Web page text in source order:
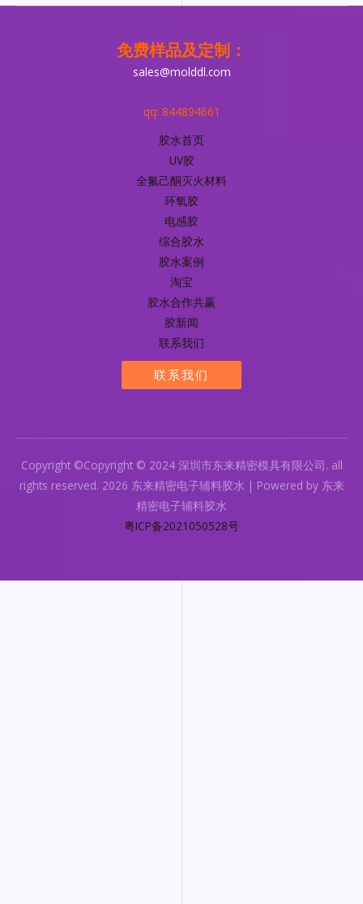
免费样品及定制：
sales@molddl.com
qq: 844894661
胶水首页
UV胶
全氟己酮灭火材料
环氧胶
电感胶
综合胶水
胶水案例
淘宝
胶水合作共赢
胶新闻
联系我们
联系我们
Copyright ©Copyright © 2024 深圳市东来精密模具有限公司. all
rights reserved. 2026 东来精密电子辅料胶水 | Powered by 东来
精密电子辅料胶水
粤ICP备2021050528号